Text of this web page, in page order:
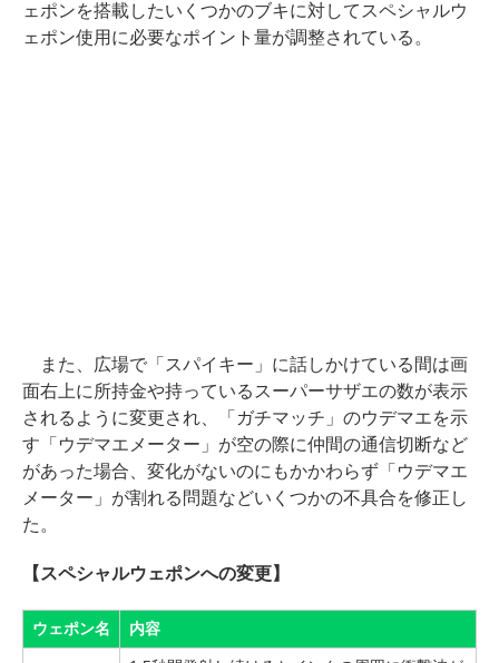
ェポンを搭載したいくつかのブキに対してスペシャルウ
ェポン使用に必要なポイント量が調整されている。
また、広場で「スパイキー」に話しかけている間は画
面右上に所持金や持っているスーパーサザエの数が表示
されるように変更され、「ガチマッチ」のウデマエを示
す「ウデマエメーター」が空の際に仲間の通信切断など
があった場合、変化がないのにもかかわらず「ウデマエ
メーター」が割れる問題などいくつかの不具合を修正し
た。
【スペシャルウェポンへの変更】
ウェポン名 内容